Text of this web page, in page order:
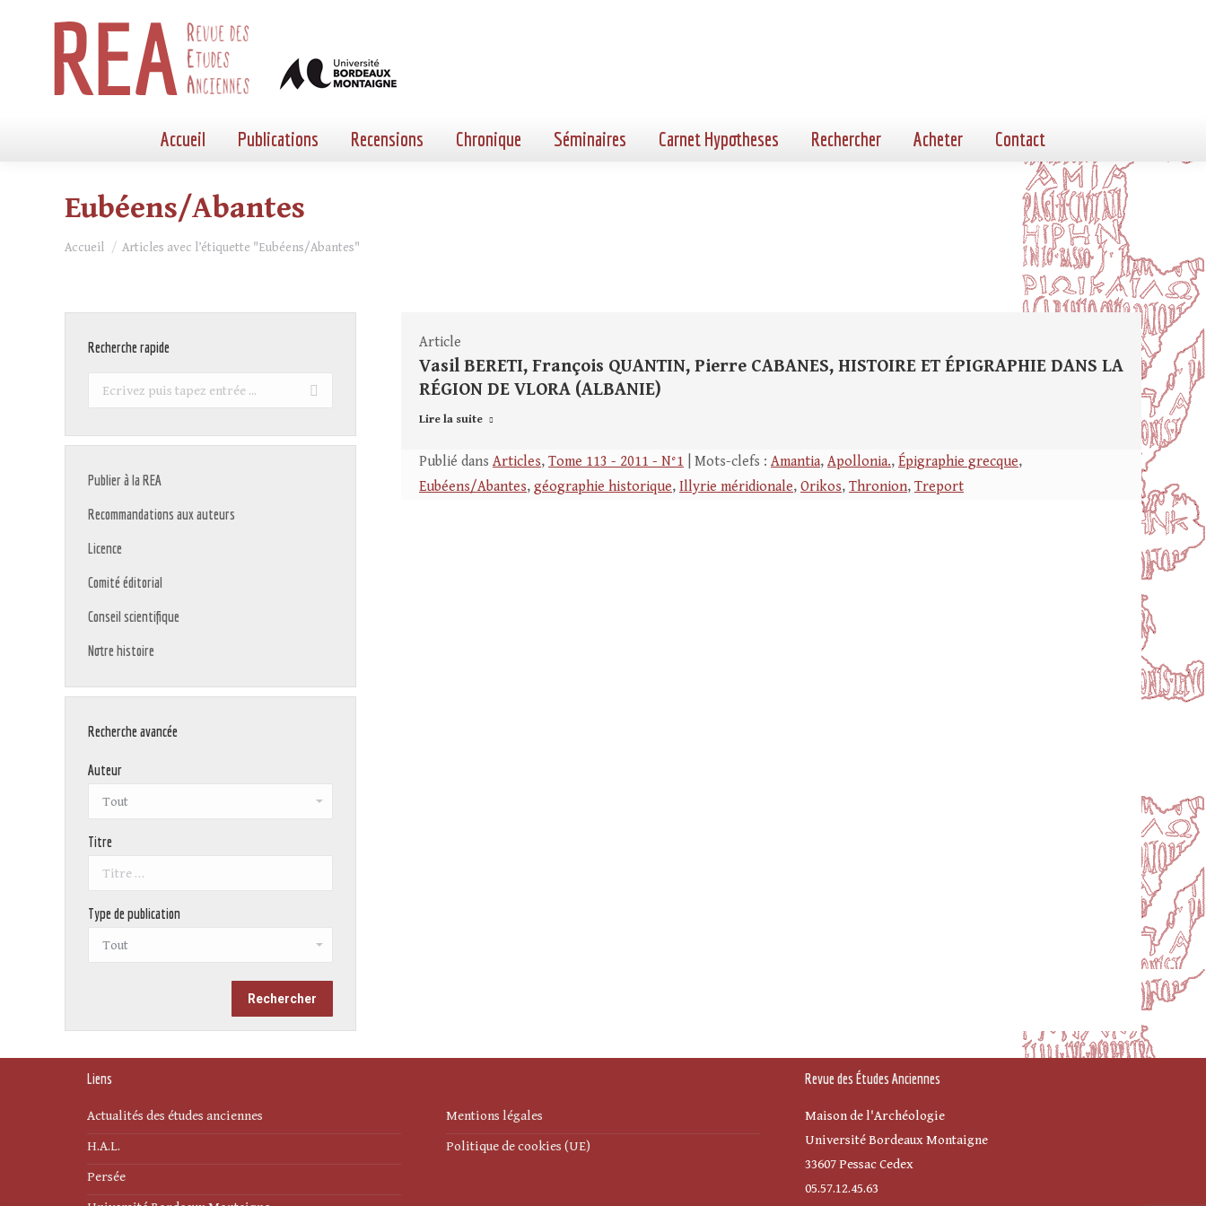
Accueil Publications Recensions Chronique Séminaires Carnet Hypotheses Rechercher Acheter Contact
Eubéens/Abantes
Vous êtes ici :
Accueil Articles avec l’étiquette "Eubéens/Abantes"
Article
Vasil BERETI, François QUANTIN, Pierre CABANES, HISTOIRE ET ÉPIGRAPHIE DANS LA
RÉGION DE VLORA (ALBANIE)
Lire la suite
Publié dans Articles, Tome 113 - 2011 - N°1 | Mots-clefs : Amantia, Apollonia., Épigraphie grecque,
Eubéens/Abantes, géographie historique, Illyrie méridionale, Orikos, Thronion, Treport
Recherche rapide
Recherche
Publier à la REA
Recommandations aux auteurs
Licence
Comité éditorial
Conseil scientifique
Notre histoire
Recherche avancée
Auteur
Titre
Type de publication
Liens
Actualités des études anciennes
H.A.L.
Persée
Mentions légales
Politique de cookies (UE)
Revue des Études Anciennes
Maison de l'Archéologie
Université Bordeaux Montaigne
33607 Pessac Cedex
05.57.12.45.63